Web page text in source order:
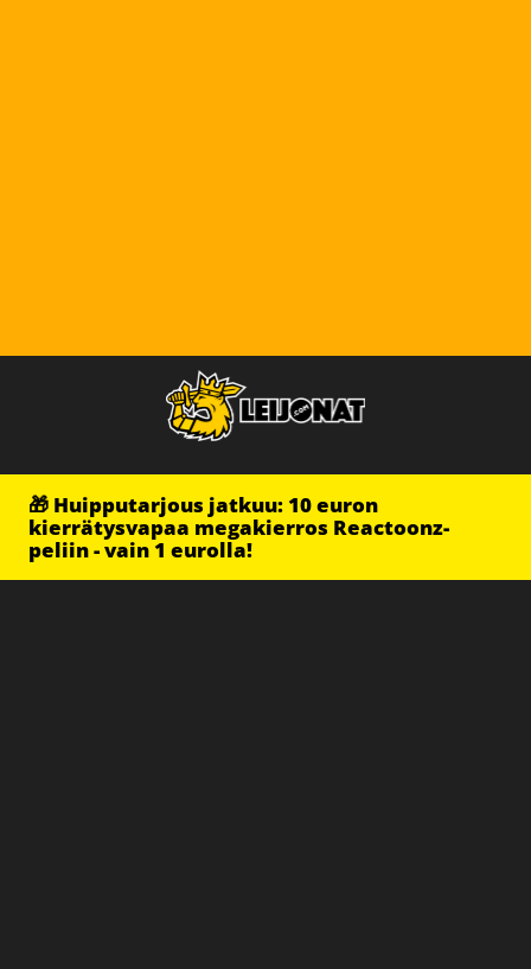
🎁 Huipputarjous jatkuu: 10 euron
kierrätysvapaa megakierros Reactoonz-
peliin - vain 1 eurolla!